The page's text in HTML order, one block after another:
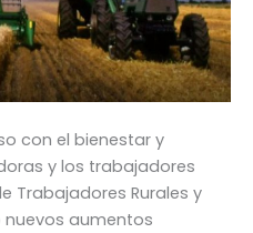
con el bienestar y
y los trabajadores
Trabajadores Rurales y
aumentos